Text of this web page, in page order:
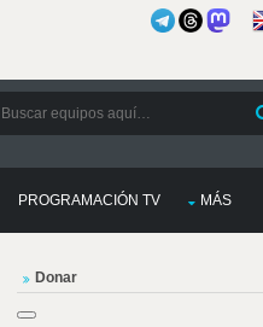
PROGRAMACIÓN TV MÁS
Donar